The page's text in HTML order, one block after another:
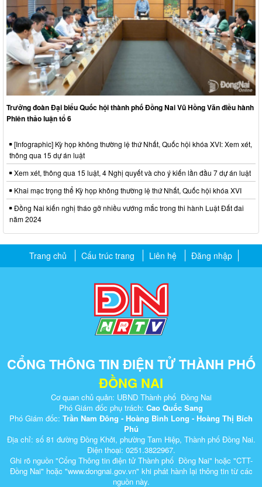
Trưởng đoàn Đại biểu Quốc hội thành phố Đồng Nai Vũ Hồng Văn điều hành
Phiên thảo luận tổ 6
[Infographic] Kỳ họp không thường lệ thứ Nhất, Quốc hội khóa XVI: Xem xét,
thông qua 15 dự án luật
Xem xét, thông qua 15 luật, 4 Nghị quyết và cho ý kiến lần đầu 7 dự án luật
Khai mạc trọng thể Kỳ họp không thường lệ thứ Nhất, Quốc hội khóa XVI
Đồng Nai kiến nghị tháo gỡ nhiều vướng mắc trong thi hành Luật Đất đai
năm 2024
Trang chủ Cấu trúc trang Liên hệ Đăng nhập
CỔNG THÔNG TIN ĐIỆN TỬ THÀNH PHỐ
ĐỒNG NAI
Cơ quan chủ quản: UBND Thành phố Đồng Nai
Phó Giám đốc phụ trách: Cao Quốc Sang
Phó Giám đốc: Trần Nam Đông - Hoàng Bình Long - Hoàng Thị Bích
Phú
Địa chỉ: số 81 đường Đồng Khởi, phường Tam Hiệp, Thành phố Đồng Nai.
Điện thoại: 0251.3822967.
Ghi rõ nguồn "Cổng Thông tin điện tử Thành phố Đồng Nai" hoặc "CTT-
Đồng Nai" hoặc "www.dongnai.g​ov.vn" khi ​phát hành lại thông tin từ các
nguồn này.​